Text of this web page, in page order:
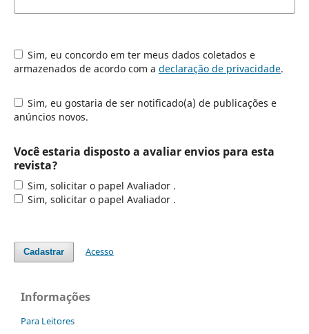
Sim, eu concordo em ter meus dados coletados e
armazenados de acordo com a declaração de privacidade.
Sim, eu gostaria de ser notificado(a) de publicações e
anúncios novos.
Você estaria disposto a avaliar envios para esta
revista?
Sim, solicitar o papel Avaliador .
Sim, solicitar o papel Avaliador .
Cadastrar Acesso
Informações
Para Leitores